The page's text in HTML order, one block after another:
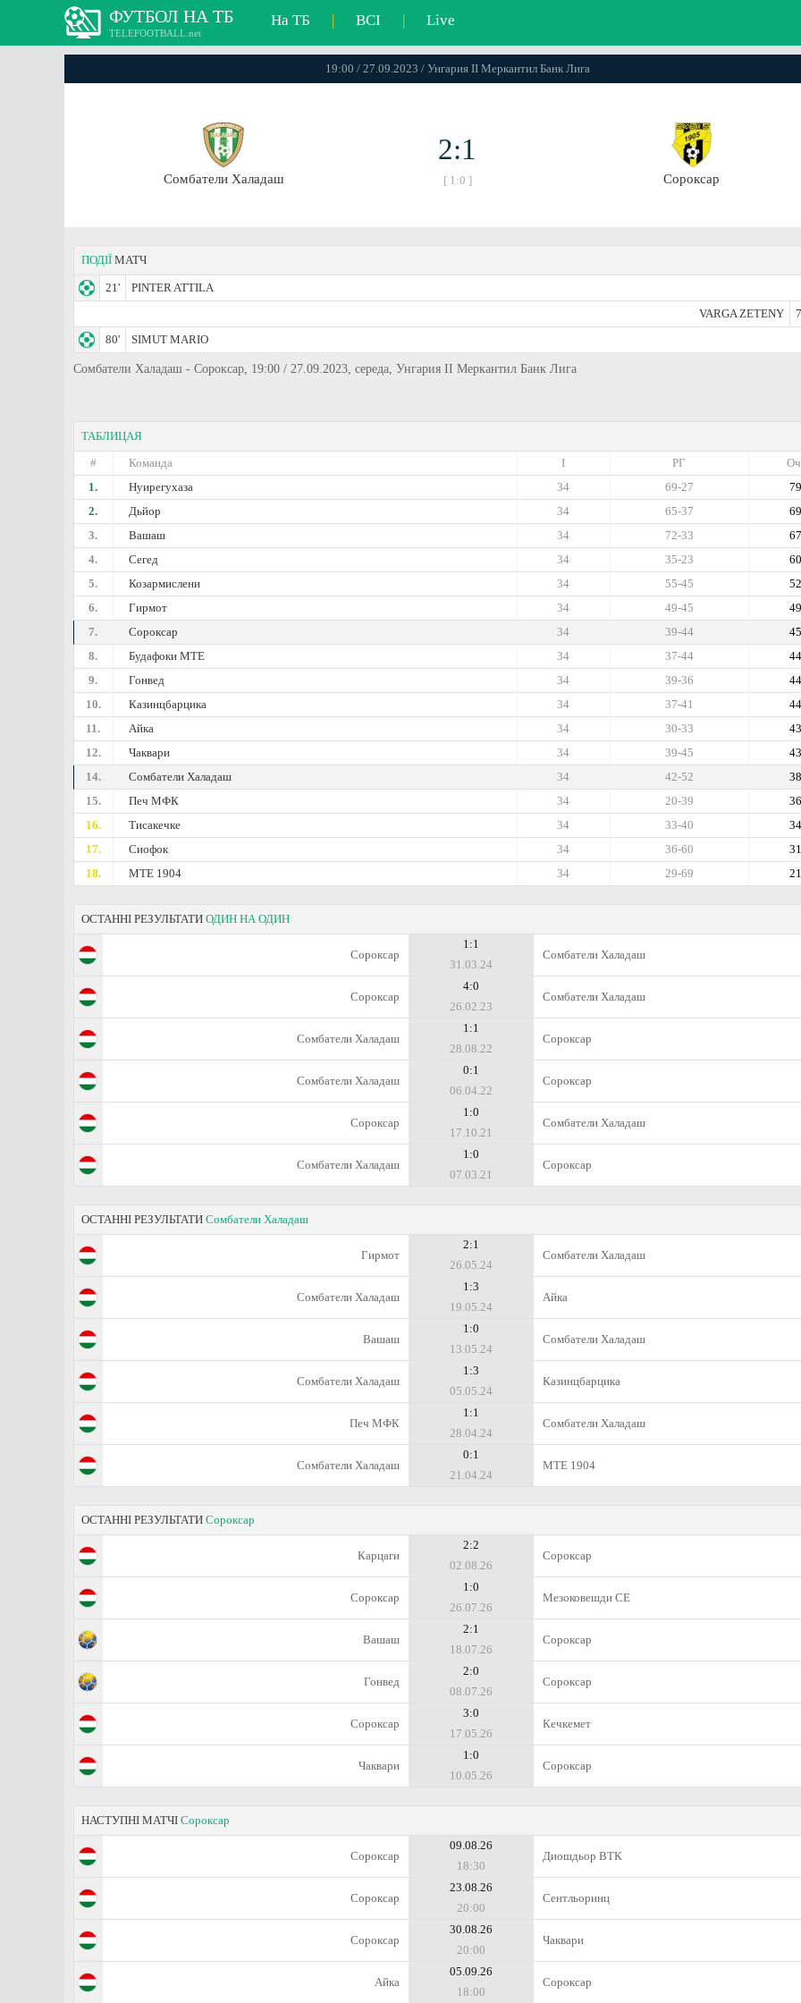
ФУТБОЛ НА ТБ
TELEFOOTBALL.net
На ТБ | ВСІ | Live
19:00 / 27.09.2023 / Унгария II Меркантил Банк Лига
Сомбатели Халадаш
2:1
[ 1:0 ] Сороксар
ПОДІЇ МАТЧ
21'
PINTER ATTILA
VARGA ZETENY
80'
SIMUT MARIO
Сомбатели Халадаш - Сороксар, 19:00 / 27.09.2023, середа, Унгария II Меркантил Банк Лига
ТАБЛИЦАЯ
#
Команда РГ
I
1.
Нуирегухаза 79
69-27
34
2.
Дьйор 69
65-37
34
3.
Вашаш 67
72-33
34
4.
Сегед 60
35-23
34
5.
Козармислени 52
55-45
34
6.
Гирмот 49
49-45
34
7.
Сороксар 45
39-44
34
8.
Будафоки МТЕ 44
37-44
34
9.
Гонвед 44
39-36
34
10.
Казинцбарцика 44
37-41
34
11.
Айка 43
30-33
34
12.
Чаквари 43
39-45
34
14.
Сомбатели Халадаш 38
42-52
34
15.
Печ МФК 36
20-39
34
16.
Тисакечке 34
33-40
34
17.
Сиофок 31
36-60
34
18.
МТЕ 1904 21
29-69
34
ОСТАННІ РЕЗУЛЬТАТИ ОДИН НА ОДИН
Сороксар
1:1
31.03.24
Сомбатели Халадаш
Сороксар
4:0
26.02.23
Сомбатели Халадаш
Сомбатели Халадаш
1:1
28.08.22
Сороксар
Сомбатели Халадаш
0:1
06.04.22
Сороксар
Сороксар
1:0
17.10.21
Сомбатели Халадаш
Сомбатели Халадаш
1:0
07.03.21
Сороксар
ОСТАННІ РЕЗУЛЬТАТИ Сомбатели Халадаш
Гирмот
2:1
26.05.24
Сомбатели Халадаш
Сомбатели Халадаш
1:3
19.05.24
Айка
Вашаш
1:0
13.05.24
Сомбатели Халадаш
Сомбатели Халадаш
1:3
05.05.24
Казинцбарцика
Печ МФК
1:1
28.04.24
Сомбатели Халадаш
Сомбатели Халадаш
0:1
21.04.24
МТЕ 1904
ОСТАННІ РЕЗУЛЬТАТИ Сороксар
Карцаги
2:2
02.08.26
Сороксар
Сороксар
1:0
26.07.26
Мезоковешди СЕ
Вашаш
2:1
18.07.26
Сороксар
Гонвед
2:0
08.07.26
Сороксар
Сороксар
3:0
17.05.26
Кечкемет
Чаквари
1:0
10.05.26
Сороксар
НАСТУПНІ МАТЧІ Сороксар
Сороксар
09.08.26
18:30
Диошдьор ВТК
Сороксар
23.08.26
20:00
Сентльоринц
Сороксар
30.08.26
20:00
Чаквари
Айка
05.09.26
18:00
Сороксар